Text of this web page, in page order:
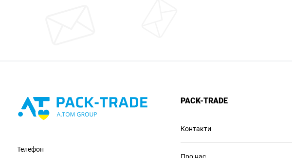
Телефон
PACK-TRADE
Контакти